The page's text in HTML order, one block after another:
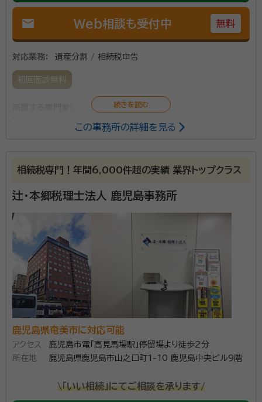
mail Web相談も受付中 無料
対応業務： 遺産分割 / 相続税申告
初回面談無料
税理士
所属団体：南九州税理士会
この事務所の詳細を見る
相続税専門！年間6,000件超の実績 業界トップクラス
辻・本郷税理士法人 鹿児島事務所
鹿児島県奄美市に対応可能
アクセス
鹿児島市電「高見馬場駅」停留場より徒歩2分
所在地
鹿児島県鹿児島市山之口町1-10 鹿児島中央ビル9階
\「いい相続」にてご相談を承ります/